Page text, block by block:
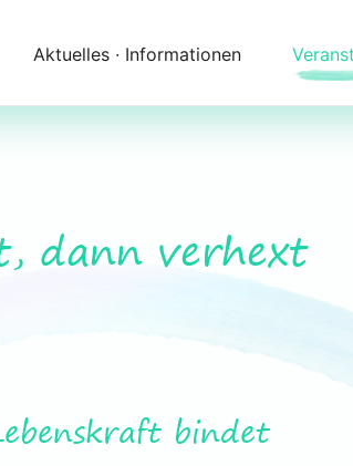
Aktuelles ∙ Informationen
Begleitung
Anfahrt
dann verhext
bindet